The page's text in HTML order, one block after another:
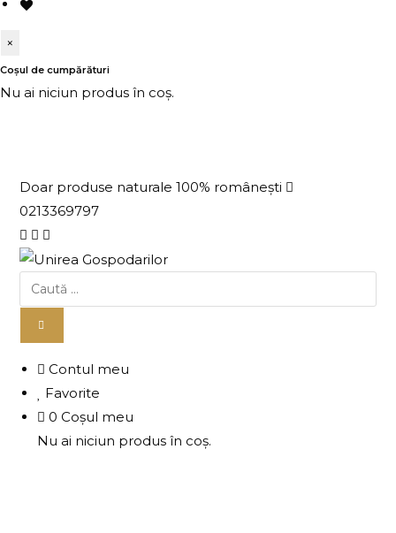
×
Coșul de cumpărături
Nu ai niciun produs în coș.
Doar produse naturale 100% românești
0213369797
Contul meu
Favorite
0 Coșul meu
Nu ai niciun produs în coș.